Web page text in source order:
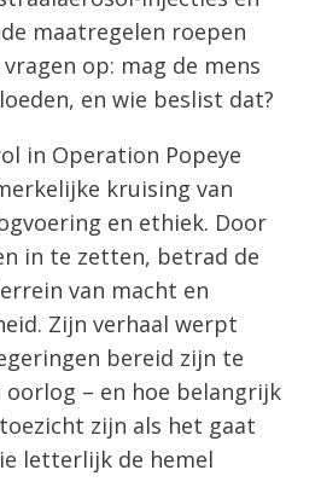
maatregelen roepen
op: mag de mens
en wie beslist dat?
in Operation Popeye
kruising van
en ethiek. Door
in te zetten, betrad de
van macht en
Zijn verhaal werpt
bereid zijn te
oorlog – en hoe belangrijk
zijn als het gaat
letterlijk de hemel